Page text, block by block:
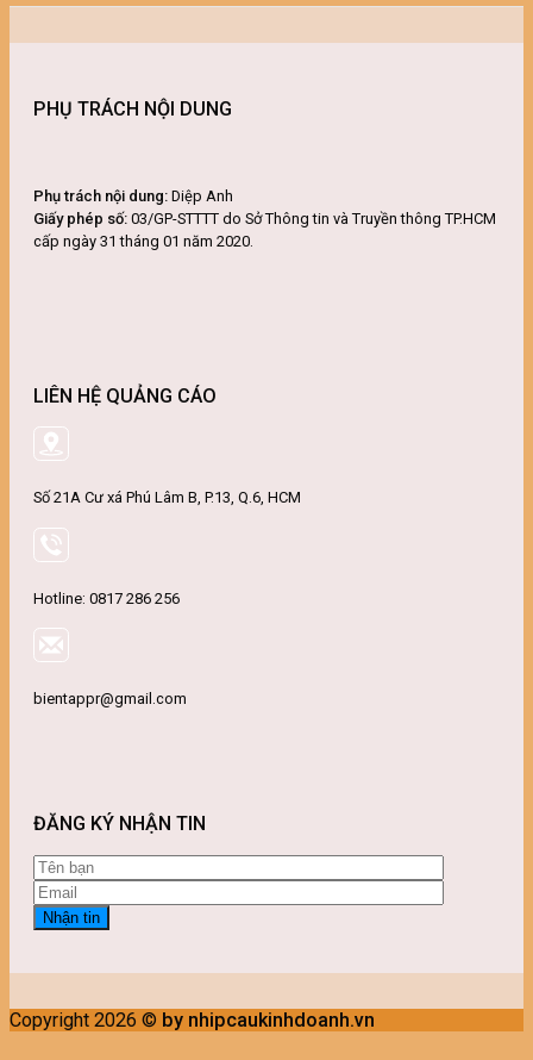
PHỤ TRÁCH NỘI DUNG
Phụ trách nội dung: Diệp Anh
Giấy phép số: 03/GP-STTTT do Sở Thông tin và Truyền thông TP.HCM
cấp ngày 31 tháng 01 năm 2020.
LIÊN HỆ QUẢNG CÁO
Số 21A Cư xá Phú Lâm B, P.13, Q.6, HCM
Hotline: 0817 286 256
bientappr@gmail.com
ĐĂNG KÝ NHẬN TIN
Copyright 2026 © by nhipcaukinhdoanh.vn